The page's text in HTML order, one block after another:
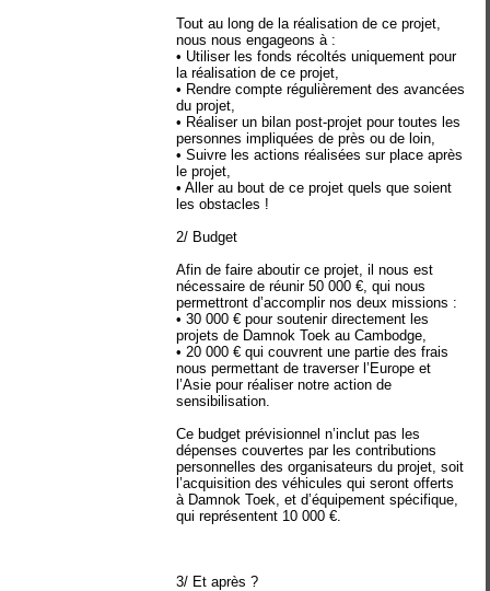
Tout au long de la réalisation de ce projet,
nous nous engageons à :
• Utiliser les fonds récoltés uniquement pour
la réalisation de ce projet,
• Rendre compte régulièrement des avancées
du projet,
• Réaliser un bilan post‐projet pour toutes les
personnes impliquées de près ou de loin,
• Suivre les actions réalisées sur place après
le projet,
• Aller au bout de ce projet quels que soient
les obstacles !
2/ Budget
Afin de faire aboutir ce projet, il nous est
nécessaire de réunir 50 000 €, qui nous
permettront d’accomplir nos deux missions :
• 30 000 € pour soutenir directement les
projets de Damnok Toek au Cambodge,
• 20 000 € qui couvrent une partie des frais
nous permettant de traverser l’Europe et
l’Asie pour réaliser notre action de
sensibilisation.
Ce budget prévisionnel n’inclut pas les
dépenses couvertes par les contributions
personnelles des organisateurs du projet, soit
l’acquisition des véhicules qui seront offerts
à Damnok Toek, et d’équipement spécifique,
qui représentent 10 000 €.
3/ Et après ?